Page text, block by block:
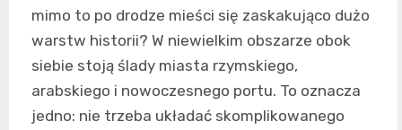
mimo to po drodze mieści się zaskakująco dużo
warstw historii? W niewielkim obszarze obok
siebie stoją ślady miasta rzymskiego,
arabskiego i nowoczesnego portu. To oznacza
jedno: nie trzeba układać skomplikowanego